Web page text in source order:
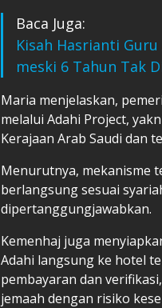
Baca Juga:
Kisah Hasrianti
meski 6 Tahun Tak
Maria menjelaskan,
melalui Adahi Project,
Kerajaan Arab Saudi dan
Menurutnya, mekanisme
berlangsung sesuai
dipertanggungjawabkan.
Kemenhaj juga
Adahi langsung ke hotel
pembayaran dan
jemaah dengan risiko